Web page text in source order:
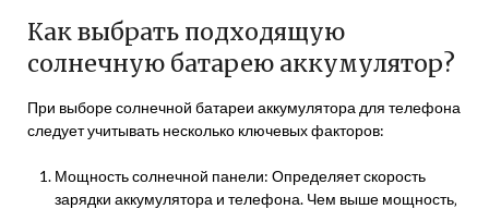
Как выбрать подходящую
солнечную батарею аккумулятор?
При выборе солнечной батареи аккумулятора для телефона
следует учитывать несколько ключевых факторов:
Мощность солнечной панели: Определяет скорость
зарядки аккумулятора и телефона. Чем выше мощность‚